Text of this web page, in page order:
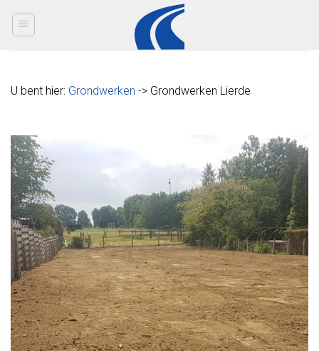
U bent hier: Grondwerken -> Grondwerken Lierde